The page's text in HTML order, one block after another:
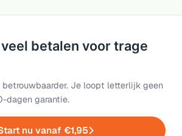
betalen voor trage
betrouwbaarder. Je loopt letterlijk geen
dagen garantie.
nu vanaf €1,95